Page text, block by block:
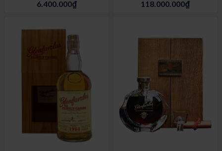
6.400.000₫ 118.000.000₫